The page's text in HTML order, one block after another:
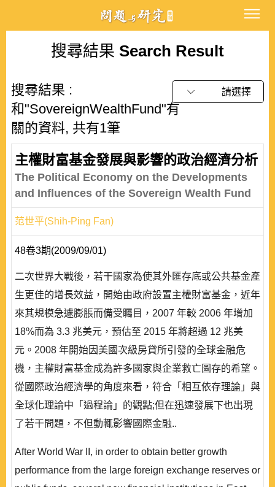
搜尋結果 Search Result
搜尋結果 :
和"SovereignWealthFund"有
關的資料, 共有1筆
請選擇
主權財富基金發展與影響的政治經濟分析
The Political Economy on the Developments
and Influences of the Sovereign Wealth Fund
范世平(Shih-Ping Fan)
48卷3期(2009/09/01)
二次世界大戰後，若干國家為使其外匯存底或公共基金產
生更佳的增長效益，開始由政府設置主權財富基金，近年
來其規模急遽膨脹而備受矚目，2007 年較 2006 年增加
18%而為 3.3 兆美元，預估至 2015 年將超過 12 兆美
元。2008 年開始因美國次級房貸所引發的全球金融危
機，主權財富基金成為許多國家與企業救亡圖存的希望。
從國際政治經濟學的角度來看，符合「相互依存理論」與
全球化理論中「過程論」的觀點;但在迅速發展下也出現
了若干問題，不但動輒影響國際金融..
After World War II, in order to obtain better growth
performance from the large foreign exchange reserves or